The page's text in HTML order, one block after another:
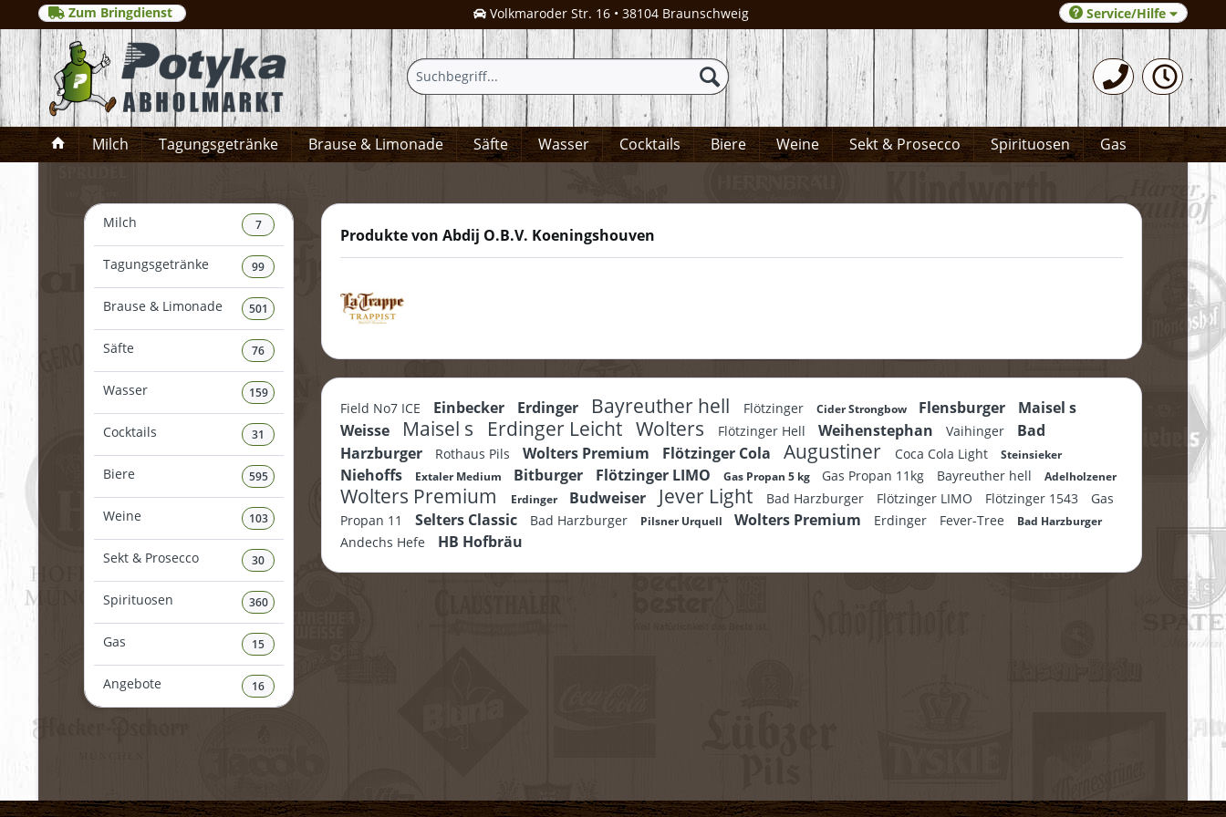
Zum Bringdienst Volkmaroder Str. 16 • 38104 Braunschweig 0531-372066
Service/Hilfe
Milch Tagungsgetränke Brause & Limonade Säfte Wasser Cocktails Biere Weine Sekt & Prosecco Spirituosen Gas
Milch 7
Tagungsgetränke 99
Brause & Limonade 501
Säfte 76
Wasser 159
Cocktails 31
Biere 595
Weine 103
Sekt & Prosecco 30
Spirituosen 360
Gas 15
Angebote 16
Produkte von Abdij O.B.V. Koeningshouven
Field No7 ICE Einbecker Erdinger Bayreuther hell Flötzinger Cider Strongbow Flensburger
Maisel s
Weisse
Maisel s Erdinger Leicht Wolters Flötzinger Hell Weihenstephan Vaihinger
Bad
Harzburger
Rothaus Pils Wolters Premium Flötzinger Cola Augustiner Coca Cola Light Steinsieker
Niehoffs Extaler Medium Bitburger Flötzinger LIMO Gas Propan 5 kg Gas Propan 11kg Bayreuther hell Adelholzener
Wolters Premium Erdinger Budweiser Jever Light Bad Harzburger Flötzinger LIMO Flötzinger 1543
Gas
Propan 11
Selters Classic Bad Harzburger Pilsner Urquell Wolters Premium Erdinger Fever-Tree Bad Harzburger
Andechs Hefe HB Hofbräu